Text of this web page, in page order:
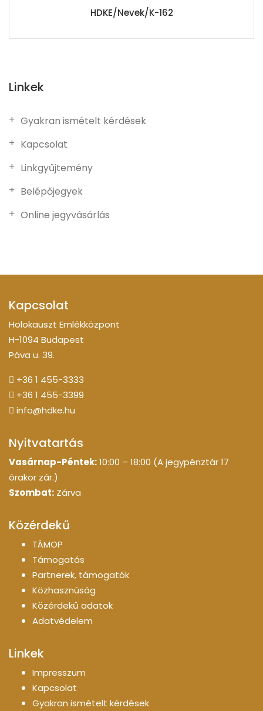
HDKE/Nevek/K-162
Linkek
Gyakran ismételt kérdések
Kapcsolat
Linkgyűjtemény
Belépőjegyek
Online jegyvásárlás
Kapcsolat
Holokauszt Emlékközpont
H-1094 Budapest
Páva u. 39.
+36 1 455-3333
+36 1 455-3399
info@hdke.hu
Nyitvatartás
Vasárnap-Péntek:10:00 – 18:00 (A jegypénztár 17
órakor zár.)
Szombat: Zárva
Közérdekű
TÁMOP
Támogatás
Partnerek, támogatók
Közhasznúság
Közérdekű adatok
Adatvédelem
Linkek
Impresszum
Kapcsolat
Gyakran ismételt kérdések